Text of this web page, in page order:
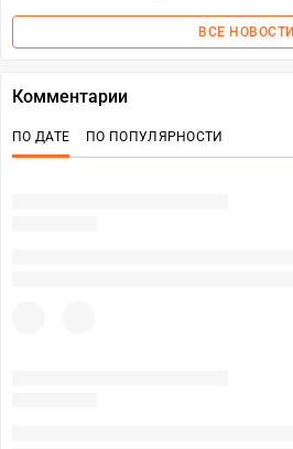
ВСЕ НОВОСТИ
Комментарии
ПО ДАТЕ ПО ПОПУЛЯРНОСТИ